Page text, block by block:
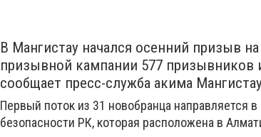
В Мангистау начался осенний призыв
призывной кампании 577 призывников
сообщает пресс-служба акима
Первый поток из 31 новобранца направляется
безопасности РК, которая расположена в